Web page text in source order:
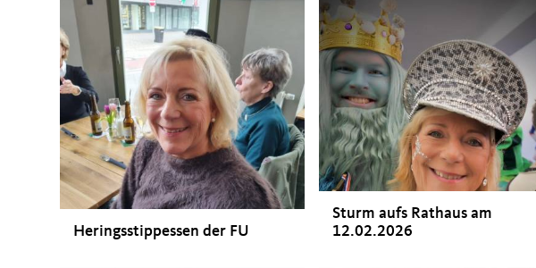
Heringsstippessen der FU
Sturm aufs Rathaus am
12.02.2026